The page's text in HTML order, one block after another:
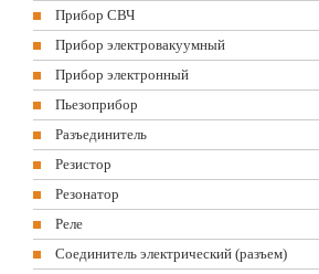
Прибор СВЧ
Прибор электровакуумный
Прибор электронный
Пьезоприбор
Разъединитель
Резистор
Резонатор
Реле
Соединитель электрический (разъем)